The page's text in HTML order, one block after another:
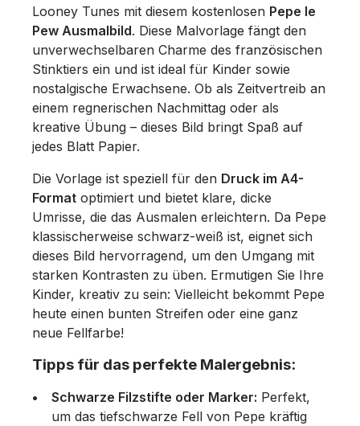
Looney Tunes mit diesem kostenlosen Pepe le
Pew Ausmalbild. Diese Malvorlage fängt den
unverwechselbaren Charme des französischen
Stinktiers ein und ist ideal für Kinder sowie
nostalgische Erwachsene. Ob als Zeitvertreib an
einem regnerischen Nachmittag oder als
kreative Übung – dieses Bild bringt Spaß auf
jedes Blatt Papier.
Die Vorlage ist speziell für den Druck im A4-
Format optimiert und bietet klare, dicke
Umrisse, die das Ausmalen erleichtern. Da Pepe
klassischerweise schwarz-weiß ist, eignet sich
dieses Bild hervorragend, um den Umgang mit
starken Kontrasten zu üben. Ermutigen Sie Ihre
Kinder, kreativ zu sein: Vielleicht bekommt Pepe
heute einen bunten Streifen oder eine ganz
neue Fellfarbe!
Tipps für das perfekte Malergebnis:
Schwarze Filzstifte oder Marker: Perfekt,
um das tiefschwarze Fell von Pepe kräftig